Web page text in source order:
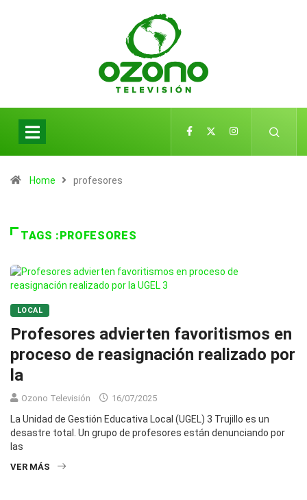
Home profesores
TAGS :PROFESORES
LOCAL
Profesores advierten favoritismos en
proceso de reasignación realizado por
la
Ozono Televisión 16/07/2025
La Unidad de Gestión Educativa Local (UGEL) 3 Trujillo es un
desastre total. Un grupo de profesores están denunciando por
las
VER MÁS